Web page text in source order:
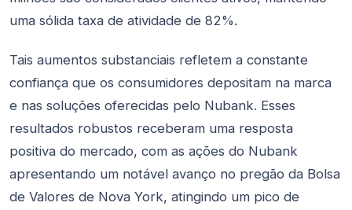
uma sólida taxa de atividade de 82%.
Tais aumentos substanciais refletem a constante
confiança que os consumidores depositam na marca
e nas soluções oferecidas pelo Nubank. Esses
resultados robustos receberam uma resposta
positiva do mercado, com as ações do Nubank
apresentando um notável avanço no pregão da Bolsa
de Valores de Nova York, atingindo um pico de